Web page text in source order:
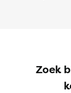
Zoek